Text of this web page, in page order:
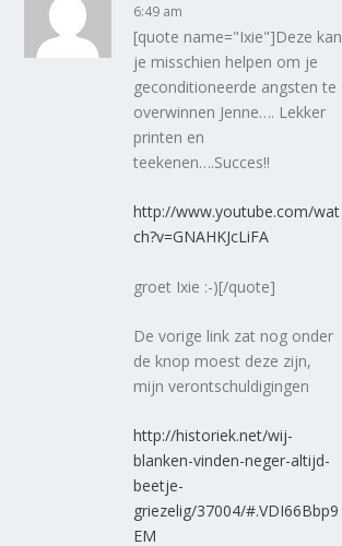
6:49 am
[quote name="Ixie"]Deze kan
je misschien helpen om je
geconditioneerde angsten te
overwinnen Jenne…. Lekker
printen en
teekenen….Succes!!
http://www.youtube.com/wat
ch?v=GNAHKJcLiFA
groet Ixie :-)[/quote]
De vorige link zat nog onder
de knop moest deze zijn,
mijn verontschuldigingen
http://historiek.net/wij-
blanken-vinden-neger-altijd-
beetje-
griezelig/37004/#.VDI66Bbp9
EM